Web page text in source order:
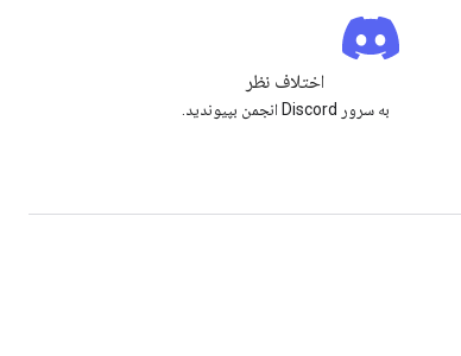
اختلاف نظر
به سرور Discord انجمن بپیوندید.